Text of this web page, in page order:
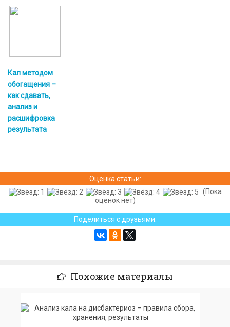
Кал методом
обогащения –
как сдавать,
анализ и
расшифровка
результата
Оценка статьи:
(Пока
оценок нет)
Поделиться с друзьями:
Похожие материалы